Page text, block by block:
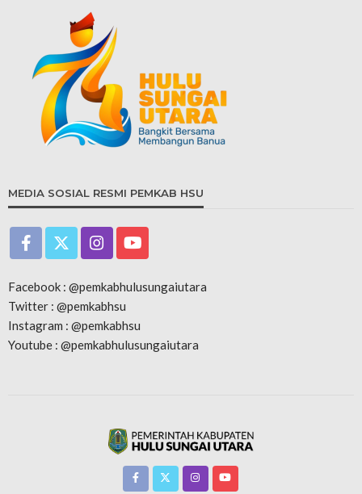
MEDIA SOSIAL RESMI PEMKAB HSU
Facebook : @pemkabhulusungaiutara
Twitter : @pemkabhsu
Instagram : @pemkabhsu
Youtube : @pemkabhulusungaiutara